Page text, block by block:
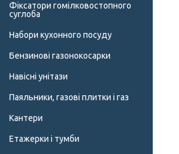
Фіксатори гомілковостопного
суглоба
Набори кухонного посуду
Бензинові газонокосарки
Навісні унітази
Паяльники, газові плитки і газ
Кантери
Етажерки і тумби